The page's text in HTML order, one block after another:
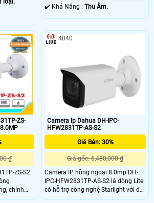
loại.
️✔️ Khả Năng :Thu Âm.
ZS-
₫
ZS-S2
chính
Camera Ip Dahua DH-IPC-
HFW2831TP-AS-S2
Giá Bán: 30%
Giá gốc: 6,480,000 ₫
Camera IP hồng ngoại 8.0mp DH-
IPC-HFW2831TP-AS-S2 là dòng Lite
có hỗ trợ công nghệ Starlight với độ
nhạy sáng cực thấp, tích hợp chuẩn
4040